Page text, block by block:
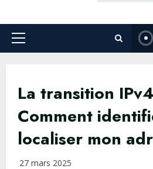
Primary
La transition
Comment
localiser mon
27 mars 2025